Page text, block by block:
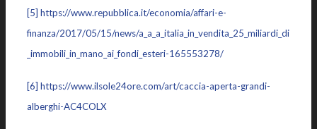
[5] https://www.repubblica.it/economia/affari-e-
finanza/2017/05/15/news/a_a_a_italia_in_vendita_25_miliardi_di
_immobili_in_mano_ai_fondi_esteri-165553278/
[6] https://www.ilsole24ore.com/art/caccia-aperta-grandi-
alberghi-AC4COLX